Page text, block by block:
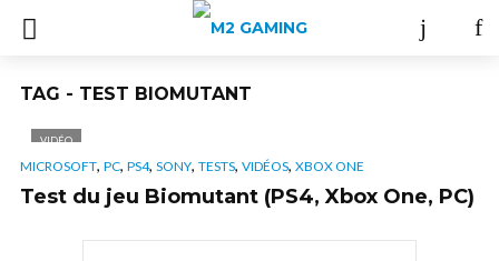
TAG - TEST BIOMUTANT
VIDÉO
MICROSOFT, PC, PS4, SONY, TESTS, VIDÉOS, XBOX ONE
Test du jeu Biomutant (PS4, Xbox One, PC)